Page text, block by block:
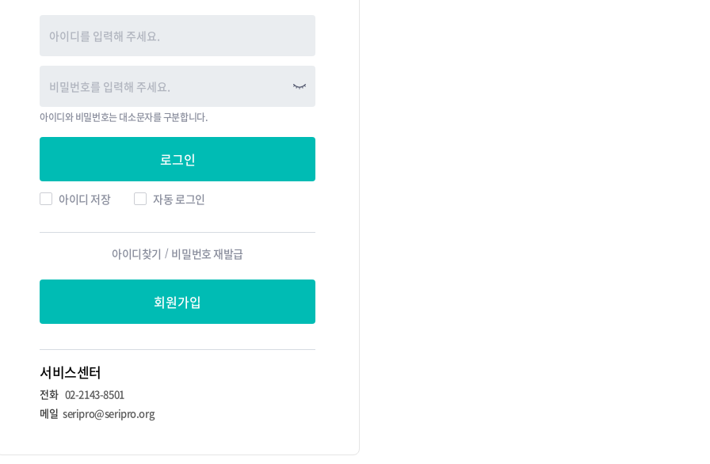
아이디와 비밀번호는 대소문자를 구분합니다.
로그인
아이디 저장 자동 로그인
아이디찾기 / 비밀번호 재발급
회원가입
서비스센터
전화 02-2143-8501
메일 seripro@seripro.org